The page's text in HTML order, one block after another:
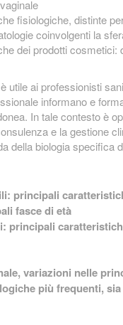
fisiologiche, distinte
coinvolgenti la
dei prodotti cosmetici:
utile ai professionisti
informano e
In tale contesto è
e la gestione
della biologia specifica
principali
fasce di età
principali
variazioni nelle
più frequenti,